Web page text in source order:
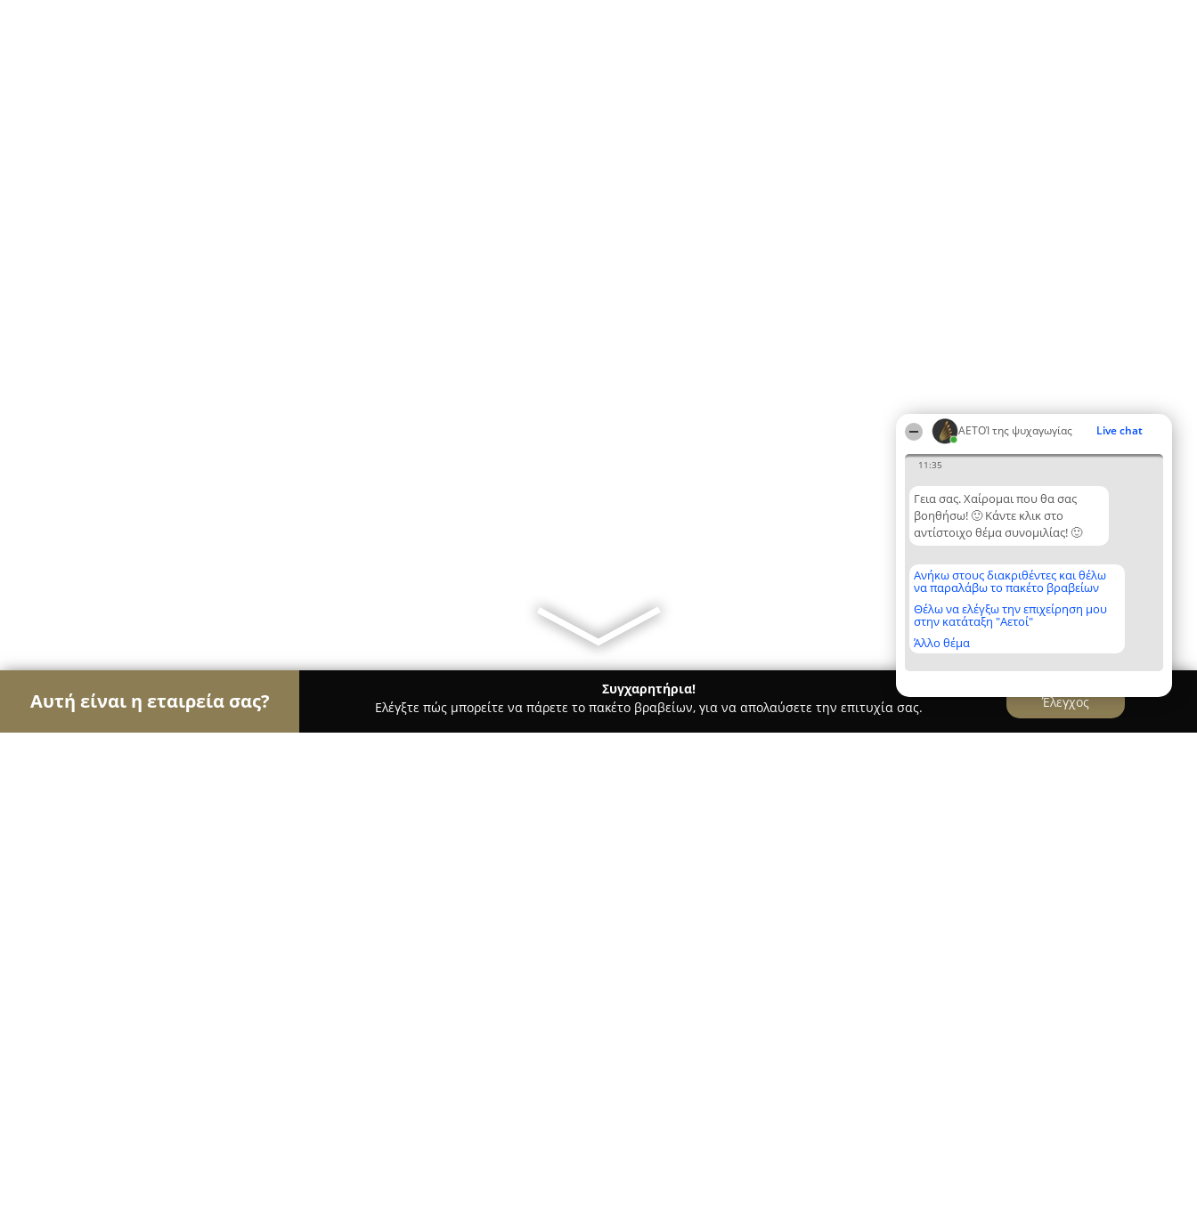
ΑΕΤΟΊ της ψυχαγωγίας Live chat
11:35
Γεια σας. Χαίρομαι που θα σας
βοηθήσω! 🙂 Κάντε κλικ στο
αντίστοιχο θέμα συνομιλίας! 🙂
Ανήκω στους διακριθέντες και θέλω
να παραλάβω το πακέτο βραβείων
Θέλω να ελέγξω την επιχείρηση μου
στην κατάταξη "Αετοί"
Άλλο θέμα
Αυτή είναι η εταιρεία σας?
Συγχαρητήρια!
Ελέγξτε πώς μπορείτε να πάρετε το πακέτο βραβείων, για να απολαύσετε την επιτυχία σας.
Έλεγχος